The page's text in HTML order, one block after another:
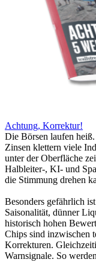
Achtung, Korrektur!
Die Börsen laufen
Zinsen klettern viele
unter der Oberfläche
Halbleiter-, KI- und
die Stimmung drehen
Besonders gefährlich
Saisonalität, dünner
historisch hohen
Chips sind inzwischen
Korrekturen.
Warnsignale. So